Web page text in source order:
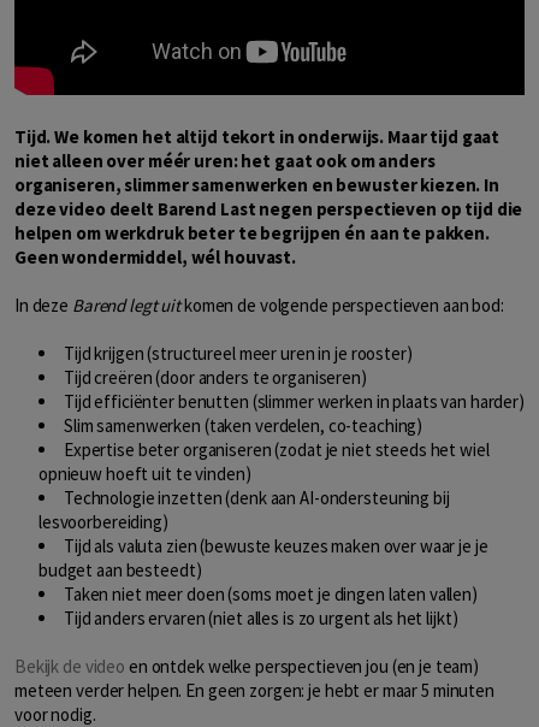
Tijd. We komen het altijd tekort in onderwijs. Maar tijd gaat
niet alleen over méér uren: het gaat ook om anders
organiseren, slimmer samenwerken en bewuster kiezen. In
deze video deelt Barend Last negen perspectieven op tijd die
helpen om werkdruk beter te begrijpen én aan te pakken.
Geen wondermiddel, wél houvast.
In deze Barend legt uitkomen de volgende perspectieven aan bod:
Tijd krijgen (structureel meer uren in je rooster)
Tijd creëren (door anders te organiseren)
Tijd efficiënter benutten (slimmer werken in plaats van harder)
Slim samenwerken (taken verdelen, co-teaching)
Expertise beter organiseren (zodat je niet steeds het wiel
opnieuw hoeft uit te vinden)
Technologie inzetten (denk aan AI-ondersteuning bij
lesvoorbereiding)
Tijd als valuta zien (bewuste keuzes maken over waar je je
budget aan besteedt)
Taken niet meer doen (soms moet je dingen laten vallen)
Tijd anders ervaren (niet alles is zo urgent als het lijkt)
Bekijk de video en ontdek welke perspectieven jou (en je team)
meteen verder helpen. En geen zorgen: je hebt er maar 5 minuten
voor nodig.